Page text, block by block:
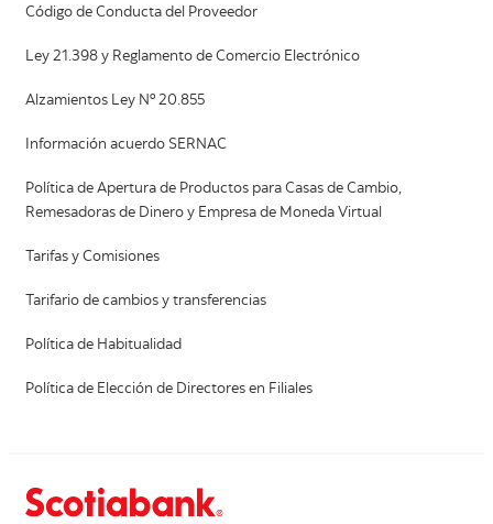
Código de Conducta del Proveedor
Ley 21.398 y Reglamento de Comercio Electrónico
Alzamientos Ley Nº 20.855
Información acuerdo SERNAC
Política de Apertura de Productos para Casas de Cambio,
Remesadoras de Dinero y Empresa de Moneda Virtual
Tarifas y Comisiones
Tarifario de cambios y transferencias
Política de Habitualidad
Política de Elección de Directores en Filiales